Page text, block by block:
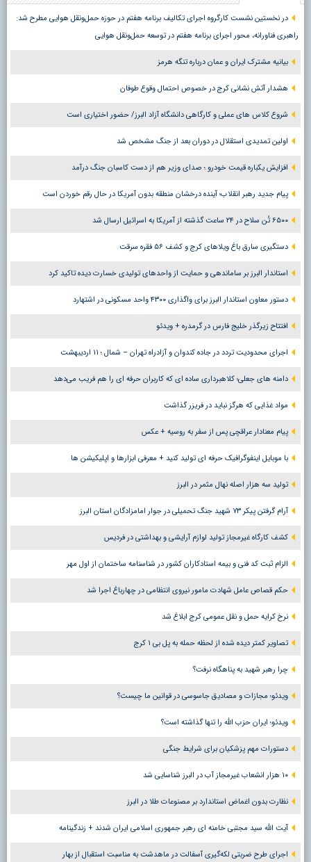
در نخستین نشست کارگروه اجرای تکالیف برنامه هفتم در حوزه حمل‌ونقل هوایی مطرح شد:
راهبری فناورانه، محور اجرای برنامه هفتم در توسعه حمل‌ونقل هوایی
بیانیه مشترک ایران و عمان درباره تنگه هرمز
هشدار آتش نشانی کرج در خصوص احتمال وقوع طوفان
شروع کلاس های عملی و کارگاهی دانشگاه آزاد البرز/ حضور اختیاری است
اولین تمدیدی استقلال در دوران بعد از جنگ مشخص شد
افزایش یکباره قیمت خودرو ؛ صدای وزیر هم از دست کاسبان جنگ درآمد
پیام جدید رهبر انقلاب؛ آینده درخشان منطقه بدون آمریکا در حال رقم خوردن است
۶۵۰۰ تُن سلاح در ۲۴ ساعت گذشته از آمریکا به اسرائیل ارسال شد
دستگیری سارق باغ ویلاهای کرج و کشف ۵۶ فقره سرقت
استاندار البرز بر ساماندهی و حمایت از واحدهای تولیدی خسارت دیده تاکید کرد
دستور معاون استاندار البرز برای واگذاری ۴۳۰۰ واحد مسکونی در اشتهارد
افتتاح زیرگذر خلیج فارس در گرمدره + ویدئو
اجرای محدودیت تردد در جاده کندوان و آزادراه تهران – شمال ؛ ١١ اردیبهشت
دامنه های جعلی؛ کلاهبرداری ساده ای که کاربران حرفه ای را هم فریب می‌دهد
مواد غذایی که هرگز نباید در فریزر گذاشت
پیام معنادار عراقچی پس از سفر به روسیه + عکس
با موبایل اینفوگرافیک حرفه ای تولید کنید + معرفی ابزارها و اپلیکیشن ها
تولید سه هزار اصله نهال مثمر در البرز
آرام گرفتن پیکر ۷۳ شهید جنگ تحمیلی در جوار امامزادگان استان البرز
کشف کارگاه غیرمجاز تولید لوازم آرایشی و بهداشتی در فردیس
الزام ثبت کد فنی و بیمه استادکاران کشور در شناسنامه ساختمان از اول مهر
حکم قصاص عامل شهادت مامور نیروی انتظامی در چهارباغ اجرا شد
نرخ کرایه حمل و نقل عمومی کرج ابلاغ شد
تصاویر کمتر دیده شده از لحظه حمله به پل بی ۱ کرج
چرا رهبر شهید به پناهگاه نرفت؟
ویدئو؛ مجازات و مصادیق جاسوسی در قوانین ما چیست؟
ویدئو؛ ایران حزب الله را تنها گذاشته است؟
دستورات مهم پزشکیان برای شرایط جنگی
۱۰ هزار انشعاب غیرمجاز آب در البرز شناسایی شد
نظارت بدون اغماض استاندارد بر مصنوعات طلا در البرز
آیت الله سید مجتبی خامنه ای رهبر جمهوری اسلامی ایران شدند + زندگینامه
اجرای طرح ضربتی لکه‌گیری آسفالت در ماهدشت به مناسبت استقبال از بهار